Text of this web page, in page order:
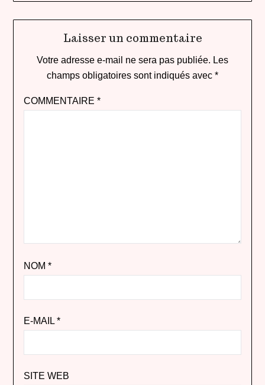
Laisser un commentaire
Votre adresse e-mail ne sera pas publiée. Les
champs obligatoires sont indiqués avec *
COMMENTAIRE *
NOM *
E-MAIL *
SITE WEB